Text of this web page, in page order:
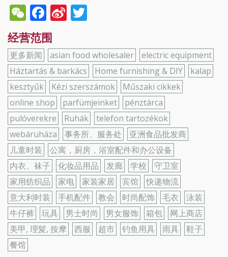
WeChat
Facebook
Sina
经营范围
更多新闻 asian food wholesaler
electric equipment
Háztartás & barkács
Home furnishing & DIY
kalap
kesztyűk
Kézi szerszámok
Műszaki cikkek
online shop
parfümjeinket
pénztárca
pulóverekre
Ruhák
telefon tartozékok
webáruháza
事务所、服务处
亚洲食品批发商
儿童时装
公寓，厨房，浴室配件和办公设备
内衣、袜子
化妆品用品 发廊 学校
守卫室
家用纺织品
家电 家装家居 宾馆
快递物流
意大利时装
手机配件 教会 时尚配饰 毛衣
泳装
牛仔裤
玩具 男士时尚 男女服饰 箱包
网上商店
美甲, 理髪, 按摩
西服 超市 钓鱼用具 雨具
鞋子
餐馆